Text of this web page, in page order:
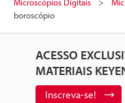
boroscópio
ACESSO
MATERIAIS
Inscreva-se!